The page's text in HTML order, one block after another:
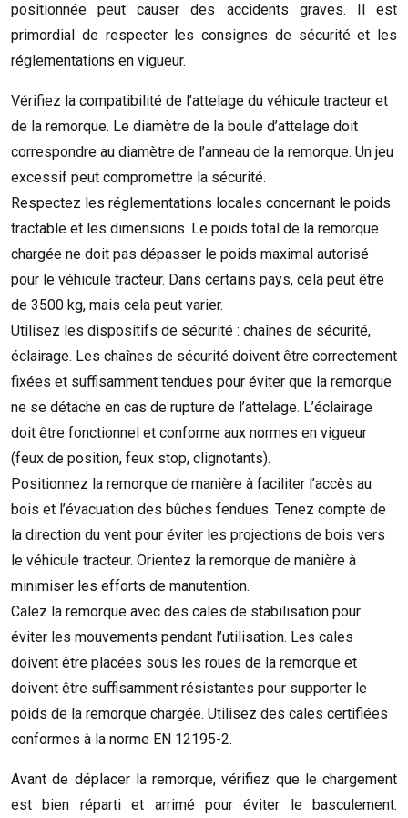
positionnée peut causer des accidents graves. Il est
primordial de respecter les consignes de sécurité et les
réglementations en vigueur.
Vérifiez la compatibilité de l’attelage du véhicule tracteur et
de la remorque. Le diamètre de la boule d’attelage doit
correspondre au diamètre de l’anneau de la remorque. Un jeu
excessif peut compromettre la sécurité.
Respectez les réglementations locales concernant le poids
tractable et les dimensions. Le poids total de la remorque
chargée ne doit pas dépasser le poids maximal autorisé
pour le véhicule tracteur. Dans certains pays, cela peut être
de 3500 kg, mais cela peut varier.
Utilisez les dispositifs de sécurité : chaînes de sécurité,
éclairage. Les chaînes de sécurité doivent être correctement
fixées et suffisamment tendues pour éviter que la remorque
ne se détache en cas de rupture de l’attelage. L’éclairage
doit être fonctionnel et conforme aux normes en vigueur
(feux de position, feux stop, clignotants).
Positionnez la remorque de manière à faciliter l’accès au
bois et l’évacuation des bûches fendues. Tenez compte de
la direction du vent pour éviter les projections de bois vers
le véhicule tracteur. Orientez la remorque de manière à
minimiser les efforts de manutention.
Calez la remorque avec des cales de stabilisation pour
éviter les mouvements pendant l’utilisation. Les cales
doivent être placées sous les roues de la remorque et
doivent être suffisamment résistantes pour supporter le
poids de la remorque chargée. Utilisez des cales certifiées
conformes à la norme EN 12195-2.
Avant de déplacer la remorque, vérifiez que le chargement
est bien réparti et arrimé pour éviter le basculement.